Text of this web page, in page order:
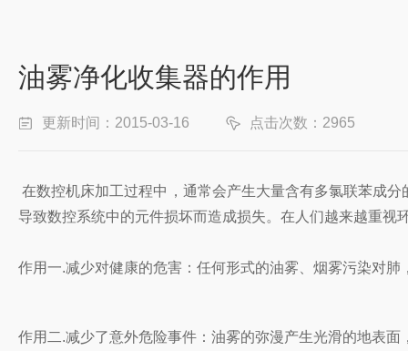
油雾净化收集器的作用
更新时间：2015-03-16 点击次数：2965
在数控机床加工过程中，通常会产生大量含有多氯联苯成
导致数控系统中的元件损坏而造成损失。在人们越来越重
作用一.减少对健康的危害：任何形式的油雾、烟雾污染对
作用二.减少了意外危险事件：油雾的弥漫产生光滑的地表面